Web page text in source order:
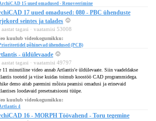
15 uued omadused - Renoveerimine
17 uued omadused: 080 - PBC ühenduste
seintes ja talades
aastat tagasi · vaatamisi 53008
kuulub videokogumikku:
põhinevad ühendused (PCB)
- üldülevaade
aastat tagasi · vaatamisi 49797
11 minutiline video annab Artlantis'e üldülevaate. Siin vaadeldakse
tooteid ja viise kuidas toimub koostöö CAD programmidega.
demo aitab paremini mõista peamisi omadusi ja erinevaid
loodavaid presetnatsiooni tüüpe.
kuulub videokogumikku:
4
16 - MORPH Töövahend - Toru tegemine